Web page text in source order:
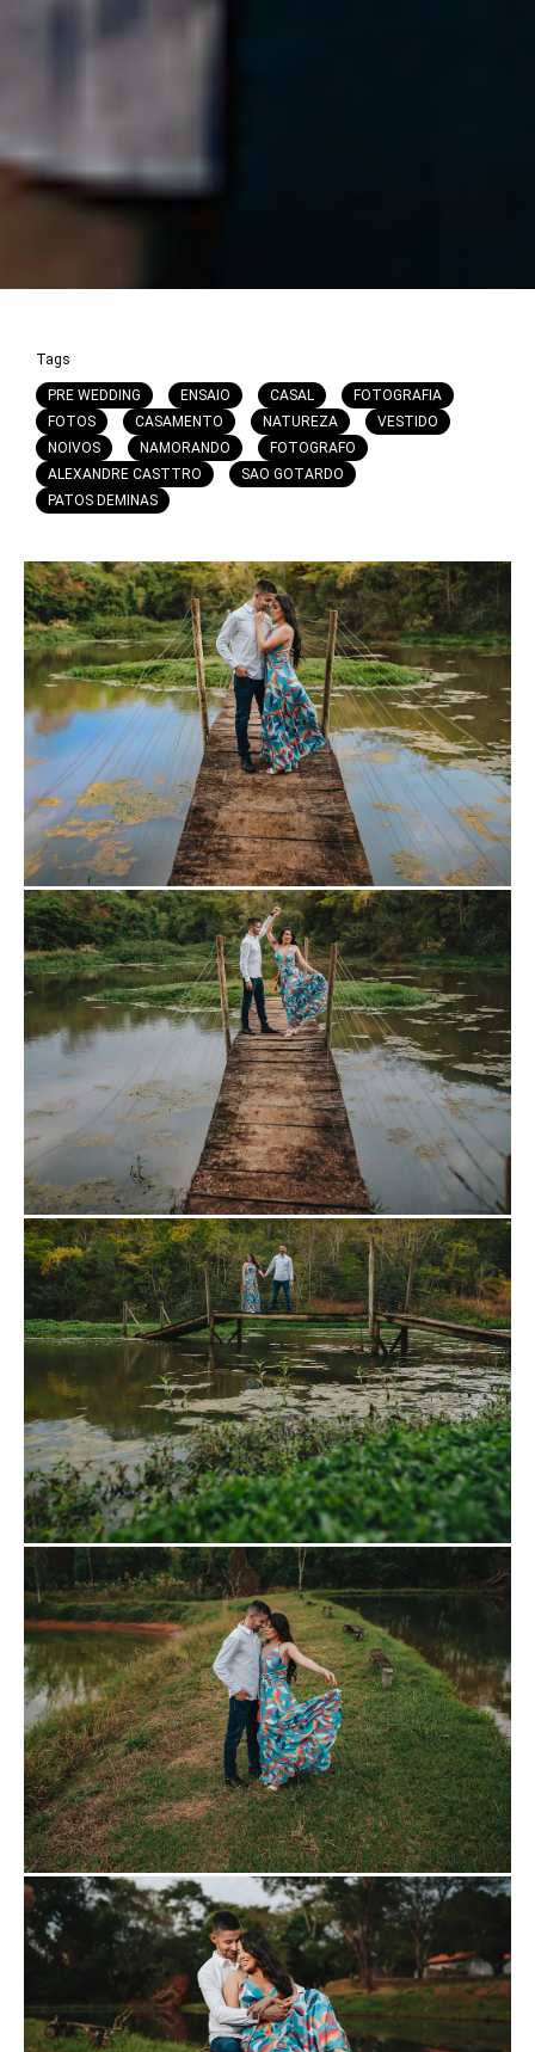
Tags
PRE WEDDING ENSAIO CASAL
FOTOGRAFIA
FOTOS
CASAMENTO NATUREZA
VESTIDO
NOIVOS
NAMORANDO
FOTOGRAFO
ALEXANDRE CASTTRO
SAO GOTARDO
PATOS DEMINAS